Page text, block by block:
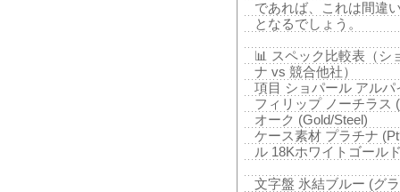
であれば、これは間違
となるでしょう。
📊 スペック比較表（シ
ナ vs 競合他社）
項目 ショパール アル
フィリップ ノーチラス
オーク (Gold/Steel)
ケース素材 プラチナ
ル 18Kホワイトゴール
文字盤 氷結ブルー (グ